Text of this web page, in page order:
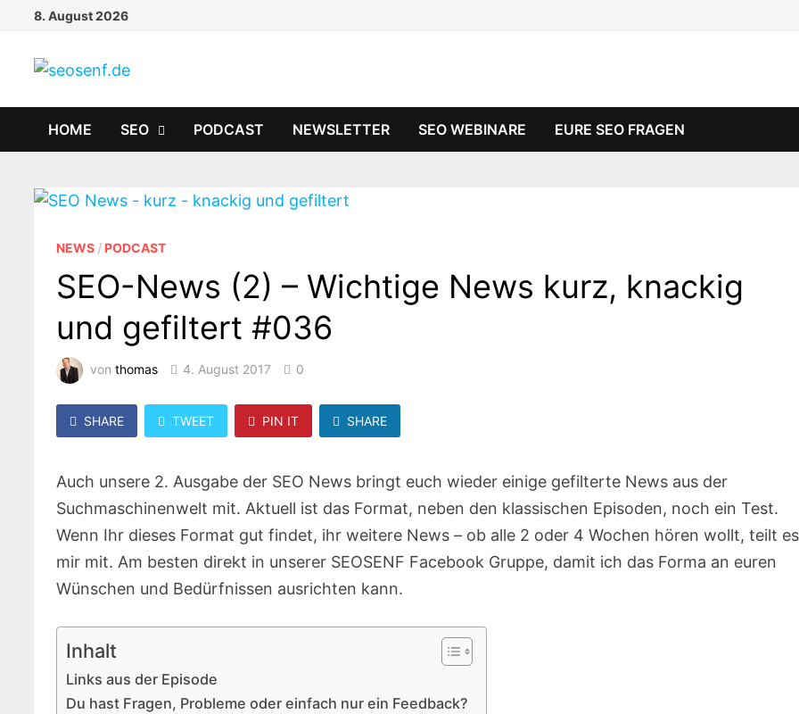
Zurück
Inhalt
8. August 2026
HOME SEO PODCAST NEWSLETTER SEO WEBINARE EURE SEO FRAGEN
NEWS / PODCAST
SEO-News (2) – Wichtige News kurz, knackig
und gefiltert #036
vonthomas 4. August 2017 0
SHARE TWEET PIN IT SHARE
Auch unsere 2. Ausgabe der SEO News bringt euch wieder einige gefilterte News aus der
Suchmaschinenwelt mit. Aktuell ist das Format, neben den klassischen Episoden, noch ein Test.
Wenn Ihr dieses Format gut findet, ihr weitere News – ob alle 2 oder 4 Wochen hören wollt, teilt es
mir mit. Am besten direkt in unserer SEOSENF Facebook Gruppe, damit ich das Forma an euren
Wünschen und Bedürfnissen ausrichten kann.
Inhalt
Links aus der Episode
Du hast Fragen, Probleme oder einfach nur ein Feedback?